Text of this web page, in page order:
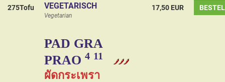
275Tofu VEGETARISCH
Vegetarian
17,50 EUR
PAD GRA
PRAO 4 11
ผัดกระเพรา